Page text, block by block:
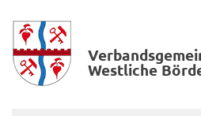
Westliche